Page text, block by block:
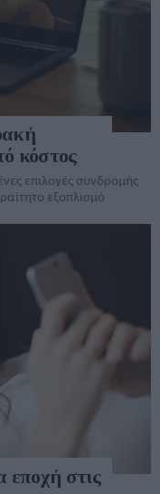
κόστος
επιλογές συνδρομής
εξοπλισμό
στις